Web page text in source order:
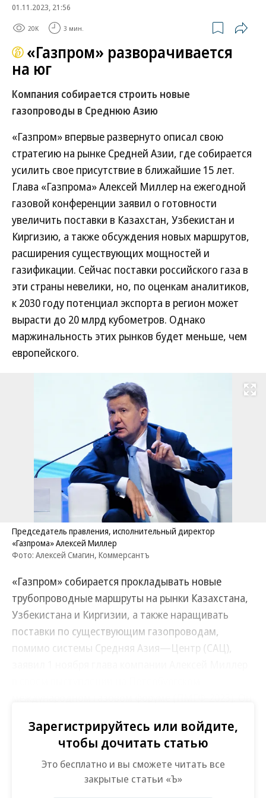
01.11.2023, 21:56
20K 3 мин.
«Газпром» разворачивается
на юг
Компания собирается строить новые
газопроводы в Среднюю Азию
«Газпром» впервые развернуто описал свою
стратегию на рынке Средней Азии, где собирается
усилить свое присутствие в ближайшие 15 лет.
Глава «Газпрома» Алексей Миллер на ежегодной
газовой конференции заявил о готовности
увеличить поставки в Казахстан, Узбекистан и
Киргизию, а также обсуждения новых маршрутов,
расширения существующих мощностей и
газификации. Сейчас поставки российского газа в
эти страны невелики, но, по оценкам аналитиков,
к 2030 году потенциал экспорта в регион может
вырасти до 20 млрд кубометров. Однако
маржинальность этих рынков будет меньше, чем
европейского.
Развернуть
Председатель правления, исполнительный директор
«Газпрома» Алексей Миллер
Фото: Алексей Смагин, Коммерсантъ
«Газпром» собирается прокладывать новые
трубопроводные маршруты на рынки Казахстана,
Узбекистана и Киргизии, а также наращивать
поставки по существующим газопроводам,
помимо системы Средняя Азия—Центр (САЦ),
работы компании в Средней Азии, которой
прежде «Газпром» как рынку сбыта уделял мало
внимания.
Зарегистрируйтесь или войдите,
чтобы дочитать статью
Это бесплатно и вы сможете читать все
закрытые статьи «Ъ»